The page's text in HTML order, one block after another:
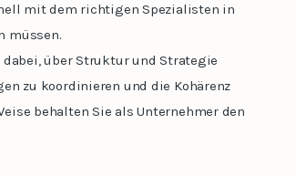
mit dem richtigen Spezialisten in
müssen.
über Struktur und Strategie
zu koordinieren und die Kohärenz
behalten Sie als Unternehmer den